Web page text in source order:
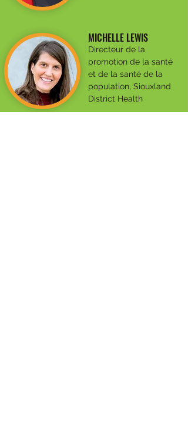
MICHELLE LEWIS
Directeur de la
promotion de la santé
et de la santé de la
population, Siouxland
District Health